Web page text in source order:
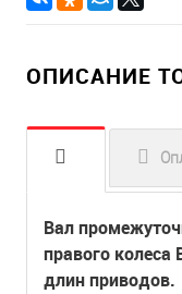
ОПИСАНИЕ
Вал
правого колеса
длин приводов.